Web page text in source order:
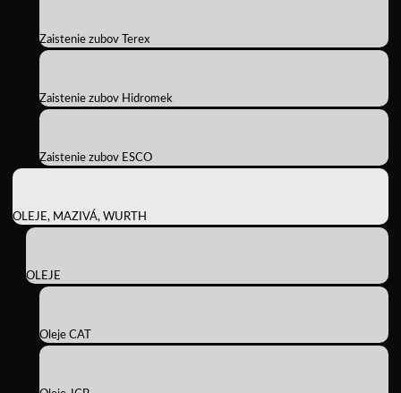
Zaistenie zubov Terex
Zaistenie zubov Hidromek
Zaistenie zubov ESCO
OLEJE, MAZIVÁ, WURTH
OLEJE
Oleje CAT